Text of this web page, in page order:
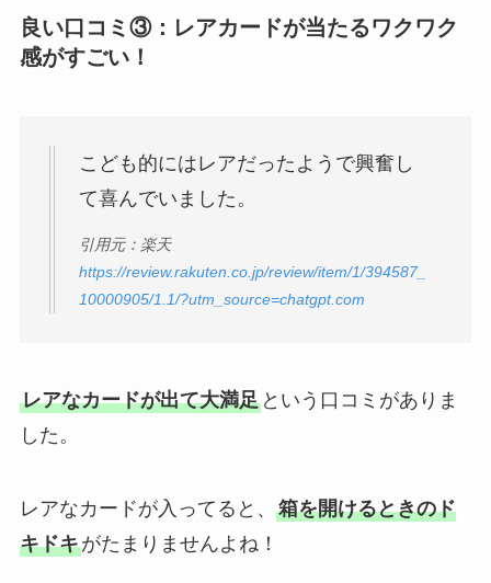
良い口コミ③：レアカードが当たるワクワク
感がすごい！
こども的にはレアだったようで興奮し
て喜んでいました。
引用元：楽天
https://review.rakuten.co.jp/review/item/1/394587_
10000905/1.1/?utm_source=chatgpt.com
レアなカードが出て大満足という口コミがありま
した。
レアなカードが入ってると、 箱を開けるときのド
キドキがたまりませんよね！